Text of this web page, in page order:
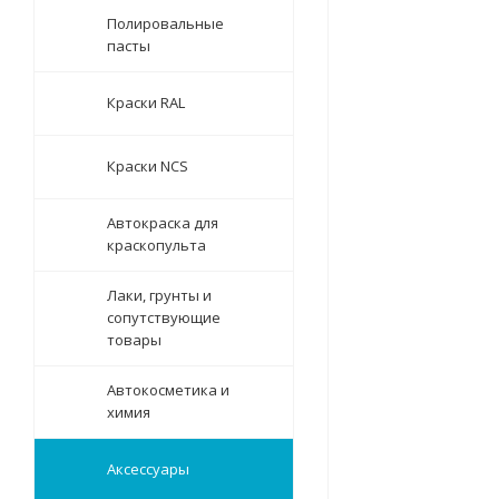
Полировальные
пасты
Краски RAL
Краски NCS
Автокраска для
краскопульта
Лаки, грунты и
сопутствующие
товары
Автокосметика и
химия
Аксессуары